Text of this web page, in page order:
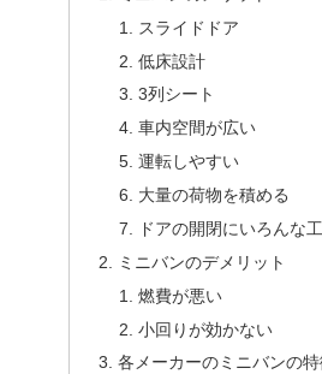
スライドドア
低床設計
3列シート
車内空間が広い
運転しやすい
大量の荷物を積める
ドアの開閉にいろんな
ミニバンのデメリット
燃費が悪い
小回りが効かない
各メーカーのミニバンの